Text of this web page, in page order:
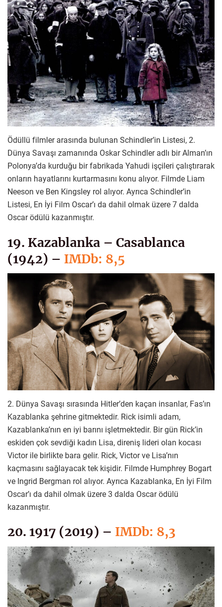
Ödüllü filmler arasında bulunan Schindler’in Listesi, 2.
Dünya Savaşı zamanında Oskar Schindler adlı bir Alman’ın
Polonya’da kurduğu bir fabrikada Yahudi işçileri çalıştırarak
onların hayatlarını kurtarmasını konu alıyor. Filmde Liam
Neeson ve Ben Kingsley rol alıyor. Ayrıca Schindler’in
Listesi, En İyi Film Oscar’ı da dahil olmak üzere 7 dalda
Oscar ödülü kazanmıştır.
19. Kazablanka – Casablanca
(1942) – IMDb: 8,5
2. Dünya Savaşı sırasında Hitler’den kaçan insanlar, Fas’ın
Kazablanka şehrine gitmektedir. Rick isimli adam,
Kazablanka’nın en iyi barını işletmektedir. Bir gün Rick’in
eskiden çok sevdiği kadın Lisa, direniş lideri olan kocası
Victor ile birlikte bara gelir. Rick, Victor ve Lisa’nın
kaçmasını sağlayacak tek kişidir. Filmde Humphrey Bogart
ve Ingrid Bergman rol alıyor. Ayrıca Kazablanka, En İyi Film
Oscar’ı da dahil olmak üzere 3 dalda Oscar ödülü
kazanmıştır.
20. 1917 (2019) – IMDb: 8,3